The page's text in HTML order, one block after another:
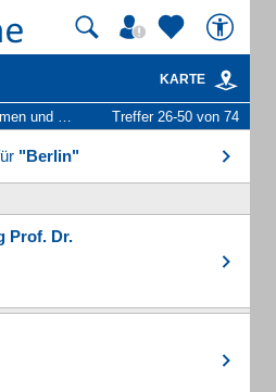
KARTE
Personen Treffer 26-50 von 74
"Berlin"
Prof. Dr.